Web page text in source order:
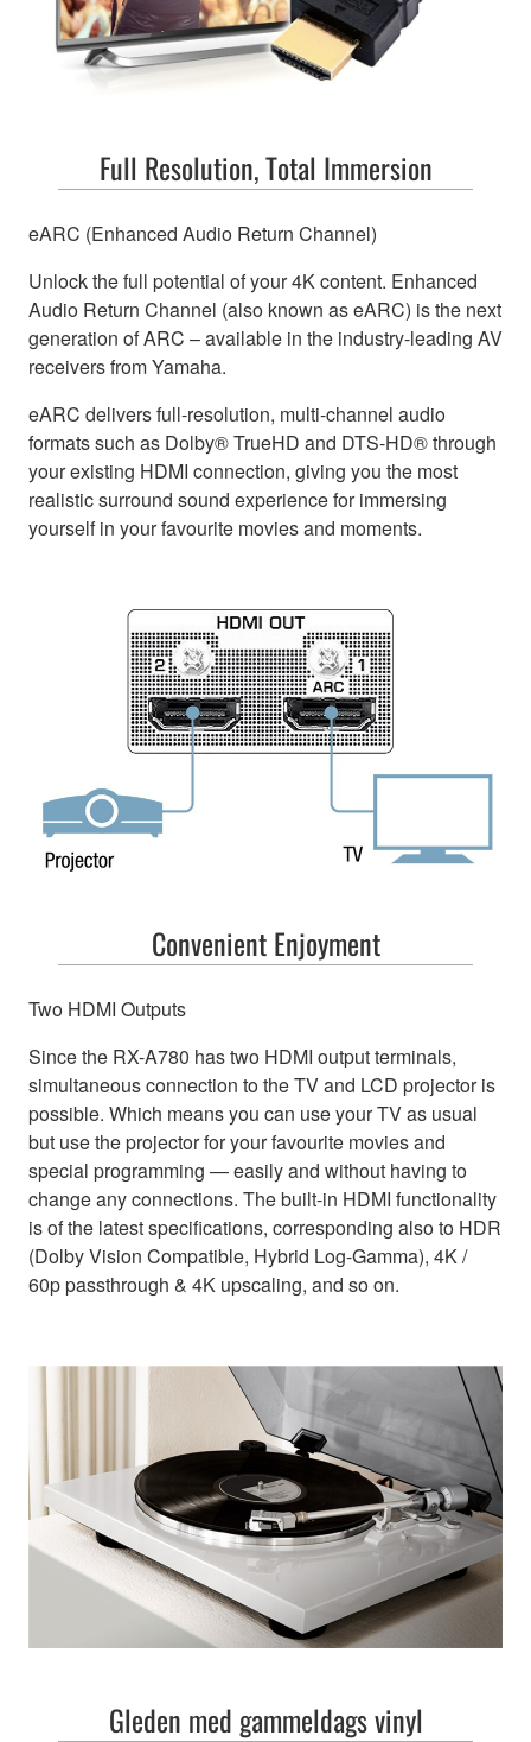
Full Resolution, Total Immersion
eARC (Enhanced Audio Return Channel)
Unlock the full potential of your 4K content. Enhanced
Audio Return Channel (also known as eARC) is the next
generation of ARC – available in the industry-leading AV
receivers from Yamaha.
eARC delivers full-resolution, multi-channel audio
formats such as Dolby® TrueHD and DTS-HD® through
your existing HDMI connection, giving you the most
realistic surround sound experience for immersing
yourself in your favourite movies and moments.
Convenient Enjoyment
Two HDMI Outputs
Since the RX-A780 has two HDMI output terminals,
simultaneous connection to the TV and LCD projector is
possible. Which means you can use your TV as usual
but use the projector for your favourite movies and
special programming — easily and without having to
change any connections. The built-in HDMI functionality
is of the latest specifications, corresponding also to HDR
(Dolby Vision Compatible, Hybrid Log-Gamma), 4K /
60p passthrough & 4K upscaling, and so on.
Gleden med gammeldags vinyl